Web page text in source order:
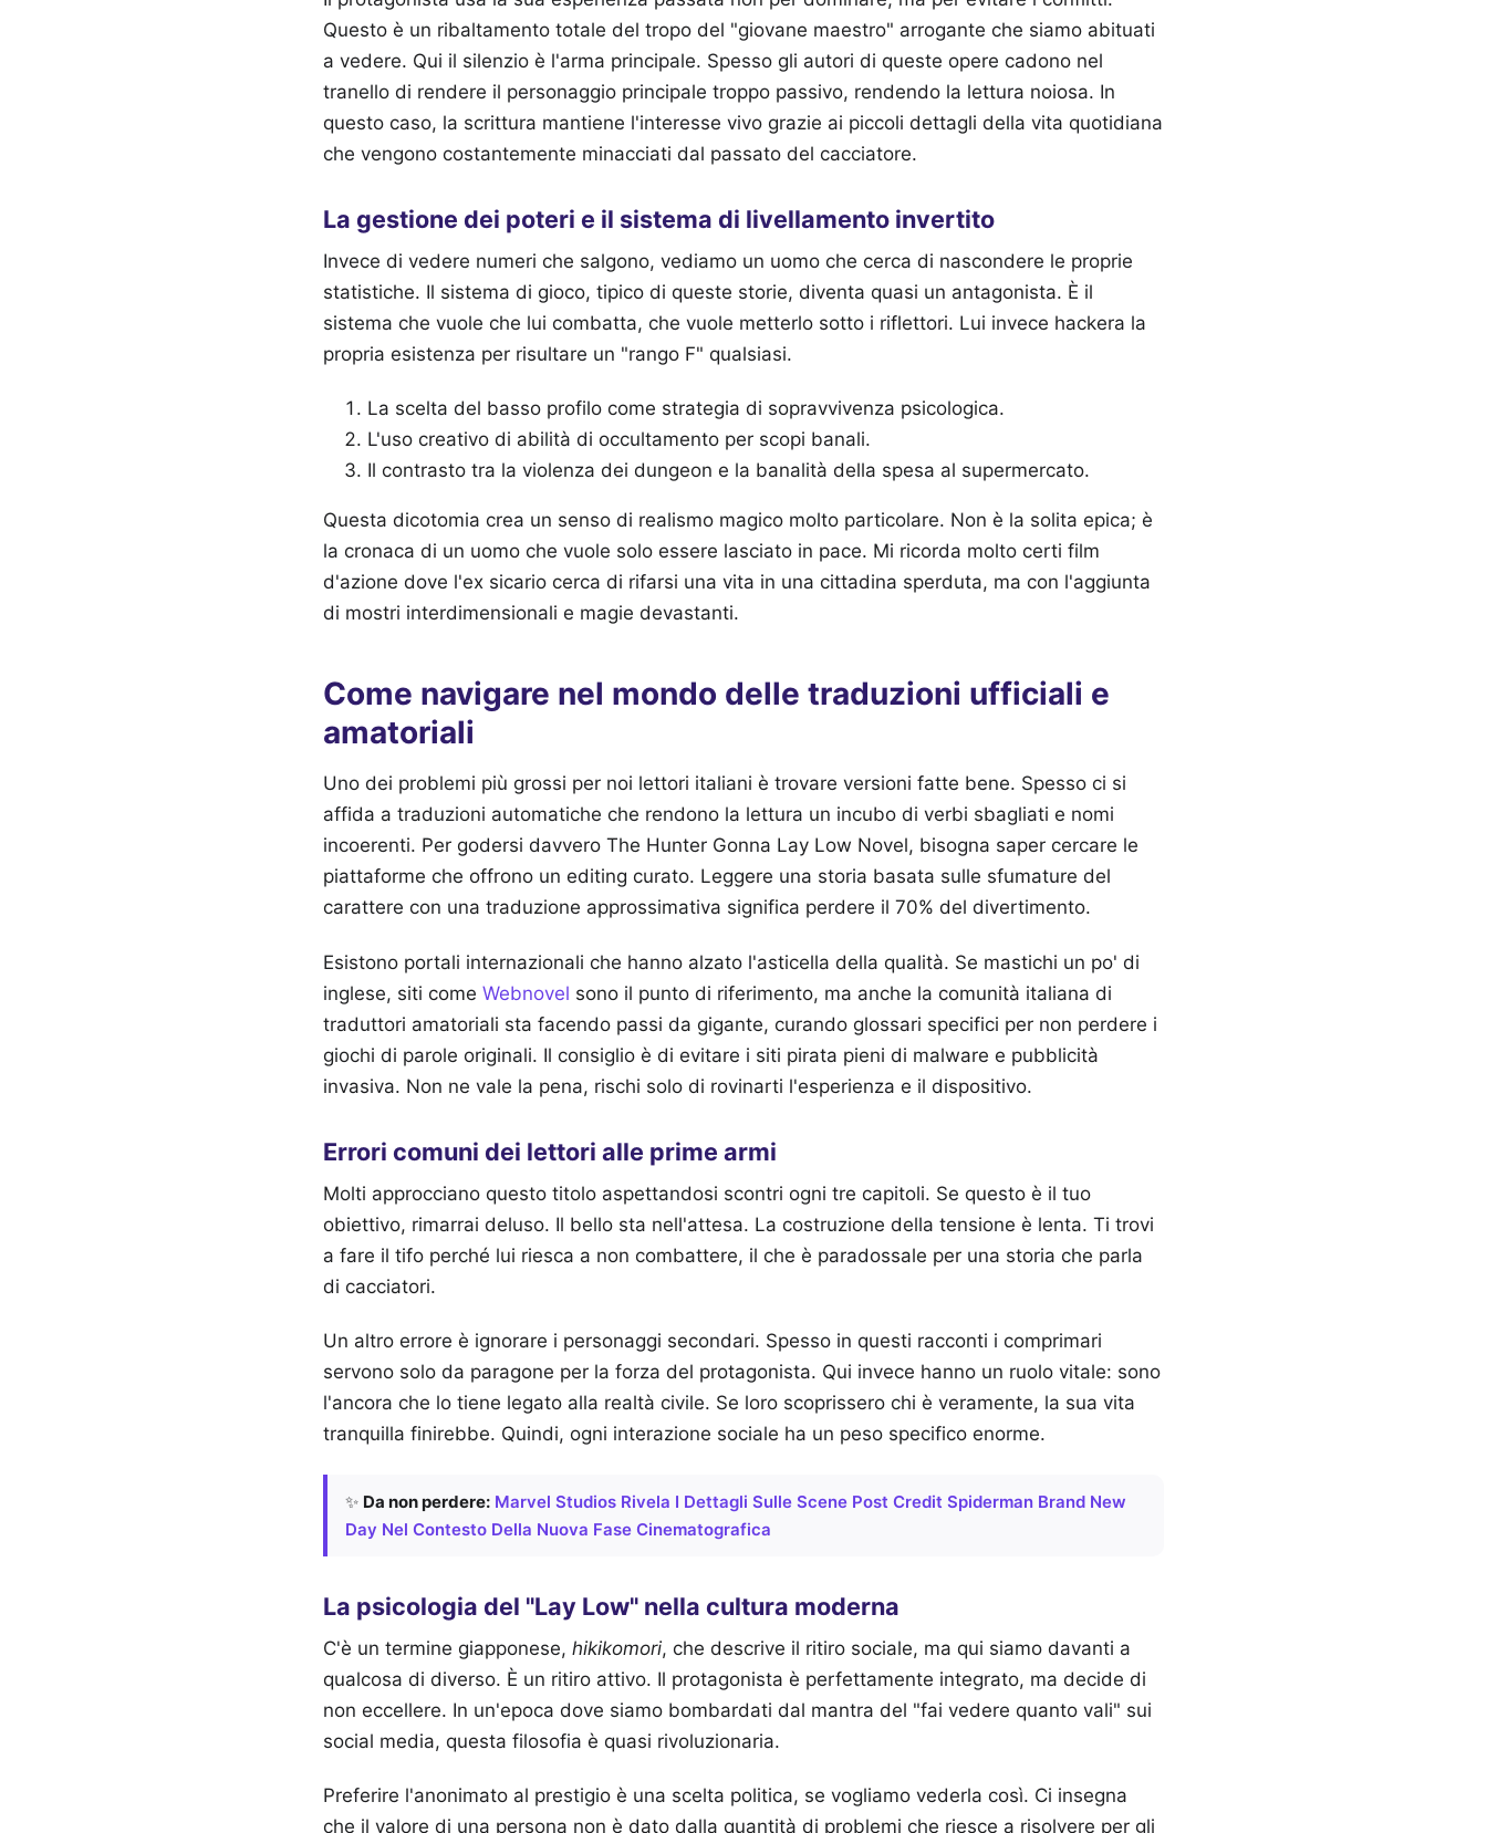
Questo è un ribaltamento totale del tropo del "giovane maestro" arrogante che siamo abituati
a vedere. Qui il silenzio è l'arma principale. Spesso gli autori di queste opere cadono nel
tranello di rendere il personaggio principale troppo passivo, rendendo la lettura noiosa. In
questo caso, la scrittura mantiene l'interesse vivo grazie ai piccoli dettagli della vita quotidiana
che vengono costantemente minacciati dal passato del cacciatore.
La gestione dei poteri e il sistema di livellamento invertito
Invece di vedere numeri che salgono, vediamo un uomo che cerca di nascondere le proprie
statistiche. Il sistema di gioco, tipico di queste storie, diventa quasi un antagonista. È il
sistema che vuole che lui combatta, che vuole metterlo sotto i riflettori. Lui invece hackera la
propria esistenza per risultare un "rango F" qualsiasi.
La scelta del basso profilo come strategia di sopravvivenza psicologica.
L'uso creativo di abilità di occultamento per scopi banali.
Il contrasto tra la violenza dei dungeon e la banalità della spesa al supermercato.
Questa dicotomia crea un senso di realismo magico molto particolare. Non è la solita epica; è
la cronaca di un uomo che vuole solo essere lasciato in pace. Mi ricorda molto certi film
d'azione dove l'ex sicario cerca di rifarsi una vita in una cittadina sperduta, ma con l'aggiunta
di mostri interdimensionali e magie devastanti.
Come navigare nel mondo delle traduzioni ufficiali e
amatoriali
Uno dei problemi più grossi per noi lettori italiani è trovare versioni fatte bene. Spesso ci si
affida a traduzioni automatiche che rendono la lettura un incubo di verbi sbagliati e nomi
incoerenti. Per godersi davvero The Hunter Gonna Lay Low Novel, bisogna saper cercare le
piattaforme che offrono un editing curato. Leggere una storia basata sulle sfumature del
carattere con una traduzione approssimativa significa perdere il 70% del divertimento.
Esistono portali internazionali che hanno alzato l'asticella della qualità. Se mastichi un po' di
inglese, siti come Webnovel sono il punto di riferimento, ma anche la comunità italiana di
traduttori amatoriali sta facendo passi da gigante, curando glossari specifici per non perdere i
giochi di parole originali. Il consiglio è di evitare i siti pirata pieni di malware e pubblicità
invasiva. Non ne vale la pena, rischi solo di rovinarti l'esperienza e il dispositivo.
Errori comuni dei lettori alle prime armi
Molti approcciano questo titolo aspettandosi scontri ogni tre capitoli. Se questo è il tuo
obiettivo, rimarrai deluso. Il bello sta nell'attesa. La costruzione della tensione è lenta. Ti trovi
a fare il tifo perché lui riesca a non combattere, il che è paradossale per una storia che parla
di cacciatori.
Un altro errore è ignorare i personaggi secondari. Spesso in questi racconti i comprimari
servono solo da paragone per la forza del protagonista. Qui invece hanno un ruolo vitale: sono
l'ancora che lo tiene legato alla realtà civile. Se loro scoprissero chi è veramente, la sua vita
tranquilla finirebbe. Quindi, ogni interazione sociale ha un peso specifico enorme.
✨ Da non perdere: Marvel Studios Rivela I Dettagli Sulle Scene Post Credit Spiderman Brand New
Day Nel Contesto Della Nuova Fase Cinematografica
La psicologia del "Lay Low" nella cultura moderna
C'è un termine giapponese, hikikomori, che descrive il ritiro sociale, ma qui siamo davanti a
qualcosa di diverso. È un ritiro attivo. Il protagonista è perfettamente integrato, ma decide di
non eccellere. In un'epoca dove siamo bombardati dal mantra del "fai vedere quanto vali" sui
social media, questa filosofia è quasi rivoluzionaria.
Preferire l'anonimato al prestigio è una scelta politica, se vogliamo vederla così. Ci insegna
che il valore di una persona non è dato dalla quantità di problemi che riesce a risolvere per gli